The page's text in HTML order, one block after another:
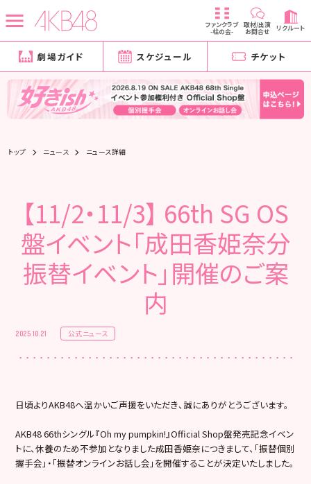
ファンクラブ
-柱の会-
取材/出演
お問合せ リクルート
劇場ガイド スケジュール チケット
トップ ニュース ニュース詳細
【11/2・11/3】 66th SG OS
盤イベント「成田香姫奈分
振替イベント」開催のご案
内
2025.10.21 公式ニュース
日頃よりAKB48へ温かいご声援をいただき、誠にありがとうございます。
AKB48 66thシングル『Oh my pumpkin!』Official Shop盤発売記念イベン
トに、休養のため不参加となりました成田香姫奈につきまして、「振替個別
握手会」・「振替オンラインお話し会」を開催することが決定いたしました。